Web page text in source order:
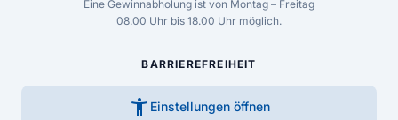
Eine Gewinnabholung ist von Montag – Freitag
08.00 Uhr bis 18.00 Uhr möglich.
BARRIEREFREIHEIT
accessibility_new Einstellungen öffnen